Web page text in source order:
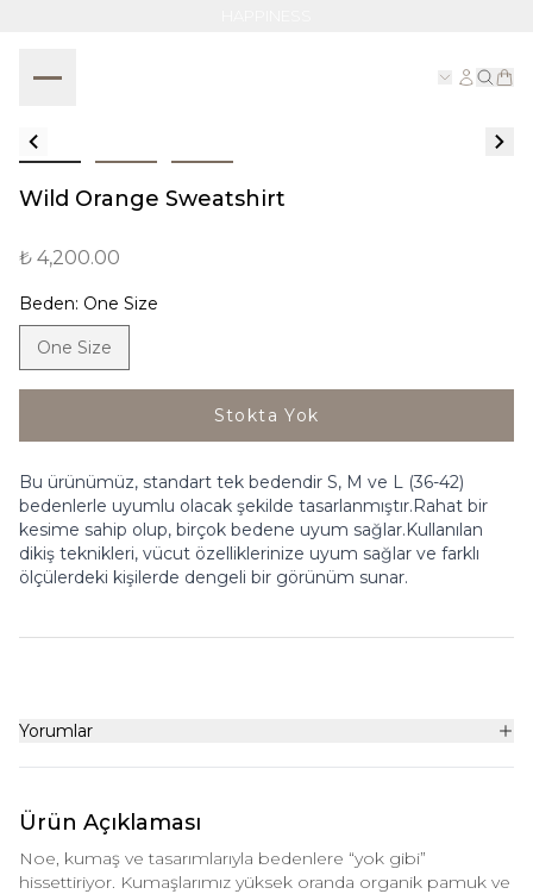
Wild Orange Sweatshirt
₺ 4,200.00
Beden: One Size
One Size
Stokta Yok
Bu ürünümüz, standart tek bedendir S, M ve L (36-42)
bedenlerle uyumlu olacak şekilde tasarlanmıştır.Rahat bir
kesime sahip olup, birçok bedene uyum sağlar.Kullanılan
dikiş teknikleri, vücut özelliklerinize uyum sağlar ve farklı
ölçülerdeki kişilerde dengeli bir görünüm sunar.
Yorumlar
Ürün Açıklaması
Noe, kumaş ve tasarımlarıyla bedenlere “yok gibi”
hissettiriyor. Kumaşlarımız yüksek oranda organik pamuk ve